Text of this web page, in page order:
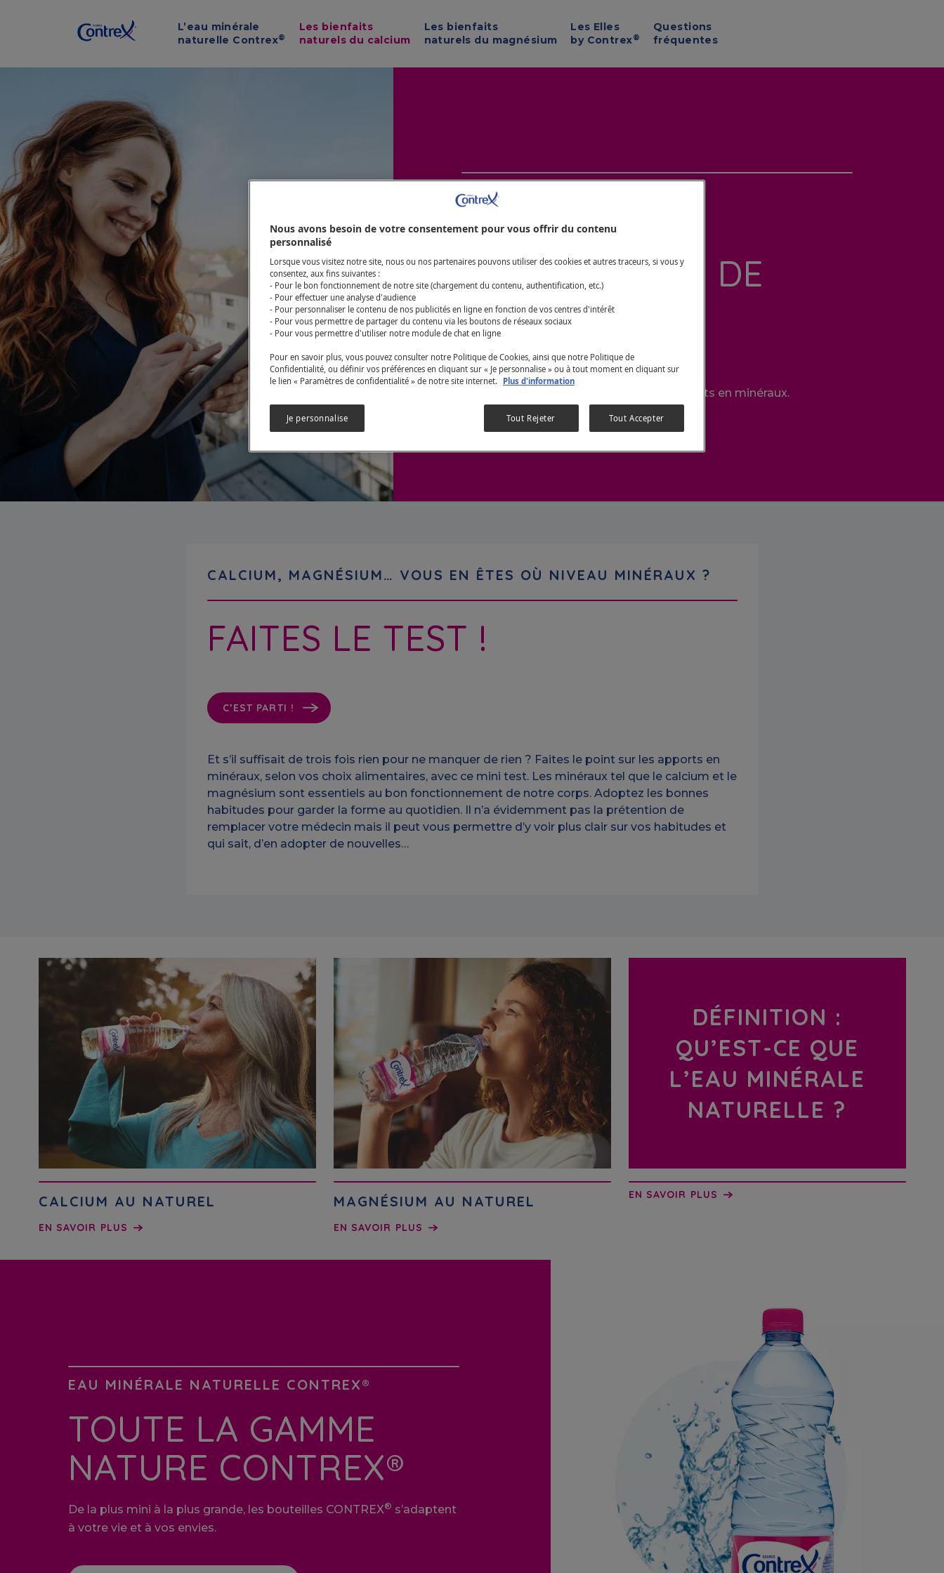
L’eau minérale
naturelle Contrex®
Les bienfaits
naturels du calcium
Les bienfaits
naturels du magnésium
Les Elles
by Contrex®
Questions
fréquentes
LES BIENFAITS DES MINÉRAUX
ETES-VOUS
SUSCEPTIBLES DE
MANQUER DE
MINÉRAUX ?
Testez-vous et faites le point sur les apports en minéraux.
CALCIUM, MAGNÉSIUM… VOUS EN ÊTES OÙ NIVEAU MINÉRAUX ?
FAITES LE TEST !
Et s’il suffisait de trois fois rien pour ne manquer de rien ? Faites le point sur les apports en
minéraux, selon vos choix alimentaires, avec ce mini test. Les minéraux tel que le calcium et le
magnésium sont essentiels au bon fonctionnement de notre corps. Adoptez les bonnes
habitudes pour garder la forme au quotidien. Il n’a évidemment pas la prétention de
remplacer votre médecin mais il peut vous permettre d’y voir plus clair sur vos habitudes et
qui sait, d’en adopter de nouvelles…
CALCIUM AU NATUREL
EN SAVOIR PLUS
MAGNÉSIUM AU NATUREL
EN SAVOIR PLUS
DÉFINITION :
QU’EST-CE QUE
L’EAU MINÉRALE
NATURELLE ?
EN SAVOIR PLUS
EAU MINÉRALE NATURELLE CONTREX®
TOUTE LA GAMME
NATURE CONTREX®
De la plus mini à la plus grande, les bouteilles CONTREX® s’adaptent
à votre vie et à vos envies.
Nous avons besoin de votre consentement pour vous offrir du contenu
personnalisé
Lorsque vous visitez notre site, nous ou nos partenaires pouvons utiliser des cookies et autres traceurs, si vous y
consentez, aux fins suivantes :
- Pour le bon fonctionnement de notre site (chargement du contenu, authentification, etc.)
- Pour effectuer une analyse d'audience
- Pour personnaliser le contenu de nos publicités en ligne en fonction de vos centres d'intérêt
- Pour vous permettre de partager du contenu via les boutons de réseaux sociaux
- Pour vous permettre d'utiliser notre module de chat en ligne
Pour en savoir plus, vous pouvez consulter notre Politique de Cookies, ainsi que notre Politique de
Confidentialité, ou définir vos préférences en cliquant sur « Je personnalise » ou à tout moment en cliquant sur
le lien « Paramètres de confidentialité » de notre site internet. Plus d'information
Tout Rejeter Tout Accepter
Je personnalise